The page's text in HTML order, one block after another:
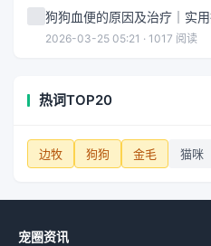
狗狗血便的原因及治疗｜实
2026-03-25 05:21 · 1017 阅读
热词TOP20
边牧 狗狗 金毛 猫咪
宠圈资讯